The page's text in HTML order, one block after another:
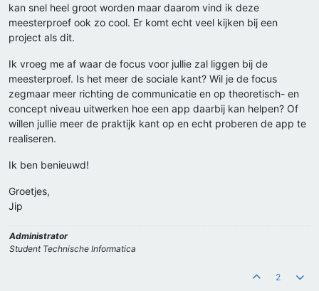
kan snel heel groot worden maar daarom vind ik deze
meesterproef ook zo cool. Er komt echt veel kijken bij een
project als dit.
Ik vroeg me af waar de focus voor jullie zal liggen bij de
meesterproef. Is het meer de sociale kant? Wil je de focus
zegmaar meer richting de communicatie en op theoretisch- en
concept niveau uitwerken hoe een app daarbij kan helpen? Of
willen jullie meer de praktijk kant op en echt proberen de app te
realiseren.
Ik ben benieuwd!
Groetjes,
Jip
Administrator
Student Technische Informatica
2